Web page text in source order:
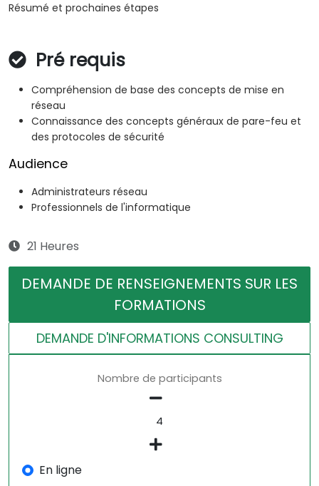
Résumé et prochaines étapes
Pré requis
Compréhension de base des concepts de mise en
réseau
Connaissance des concepts généraux de pare-feu et
des protocoles de sécurité
Audience
Administrateurs réseau
Professionnels de l'informatique
21 Heures
DEMANDE DE RENSEIGNEMENTS SUR LES
FORMATIONS
DEMANDE D'INFORMATIONS CONSULTING
Nombre de participants
En ligne